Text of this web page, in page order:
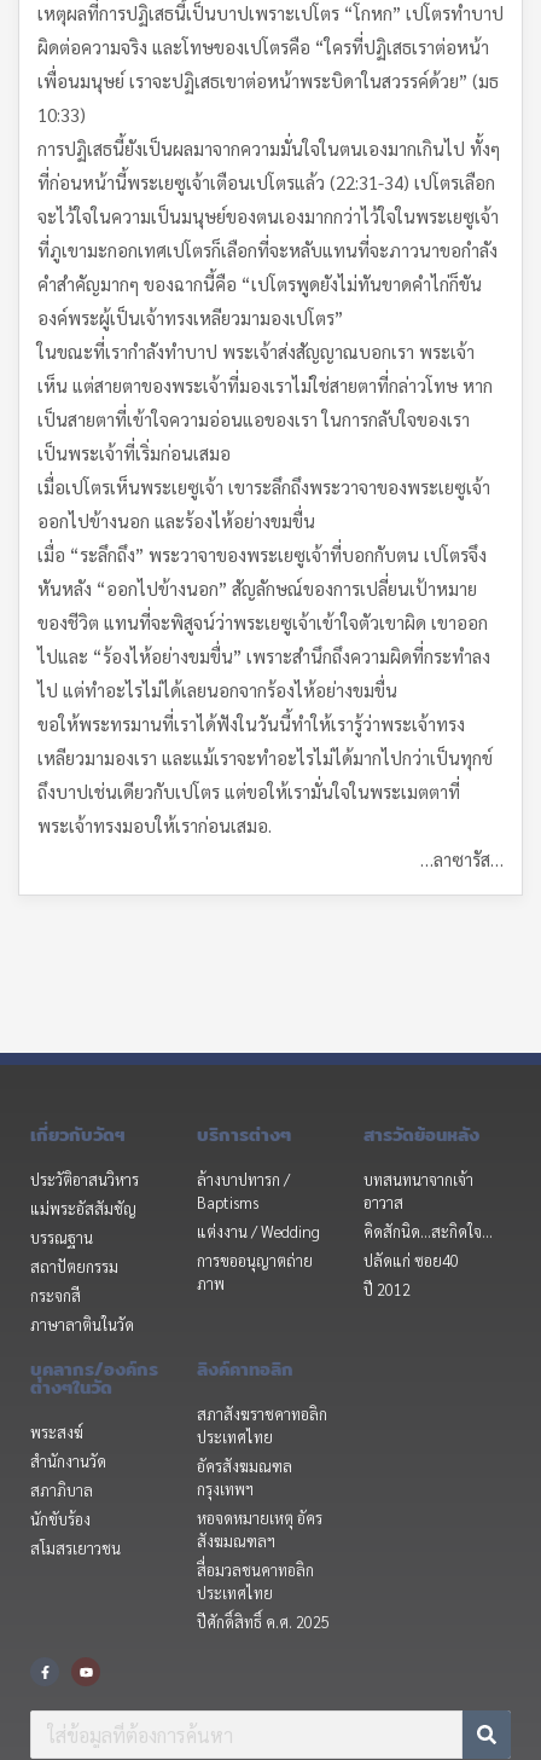
เหตุผลที่การปฏิเสธนี้เป็นบาปเพราะเปโตร “โกหก” เปโตรทำบาป
ผิดต่อความจริง และโทษของเปโตรคือ “ใครที่ปฏิเสธเราต่อหน้า
เพื่อนมนุษย์ เราจะปฏิเสธเขาต่อหน้าพระบิดาในสวรรค์ด้วย” (มธ
10:33)
การปฏิเสธนี้ยังเป็นผลมาจากความมั่นใจในตนเองมากเกินไป ทั้งๆ
ที่ก่อนหน้านี้พระเยซูเจ้าเตือนเปโตรแล้ว (22:31-34) เปโตรเลือก
จะไว้ใจในความเป็นมนุษย์ของตนเองมากกว่าไว้ใจในพระเยซูเจ้า
ที่ภูเขามะกอกเทศเปโตรก็เลือกที่จะหลับแทนที่จะภาวนาขอกำลัง
คำสำคัญมากๆ ของฉากนี้คือ “เปโตรพูดยังไม่ทันขาดคำไก่ก็ขัน
องค์พระผู้เป็นเจ้าทรงเหลียวมามองเปโตร”
ในขณะที่เรากำลังทำบาป พระเจ้าส่งสัญญาณบอกเรา พระเจ้า
เห็น แต่สายตาของพระเจ้าที่มองเราไม่ใช่สายตาที่กล่าวโทษ หาก
เป็นสายตาที่เข้าใจความอ่อนแอของเรา ในการกลับใจของเรา
เป็นพระเจ้าที่เริ่มก่อนเสมอ
เมื่อเปโตรเห็นพระเยซูเจ้า เขาระลึกถึงพระวาจาของพระเยซูเจ้า
ออกไปข้างนอก และร้องไห้อย่างขมขื่น
เมื่อ “ระลึกถึง” พระวาจาของพระเยซูเจ้าที่บอกกับตน เปโตรจึง
หันหลัง “ออกไปข้างนอก” สัญลักษณ์ของการเปลี่ยนเป้าหมาย
ของชีวิต แทนที่จะพิสูจน์ว่าพระเยซูเจ้าเข้าใจตัวเขาผิด เขาออก
ไปและ “ร้องไห้อย่างขมขื่น” เพราะสำนึกถึงความผิดที่กระทำลง
ไป แต่ทำอะไรไม่ได้เลยนอกจากร้องไห้อย่างขมขื่น
ขอให้พระทรมานที่เราได้ฟังในวันนี้ทำให้เรารู้ว่าพระเจ้าทรง
เหลียวมามองเรา และแม้เราจะทำอะไรไม่ได้มากไปกว่าเป็นทุกข์
ถึงบาปเช่นเดียวกับเปโตร แต่ขอให้เรามั่นใจในพระเมตตาที่
พระเจ้าทรงมอบให้เราก่อนเสมอ.
…ลาซารัส…
เกี่ยวกับวัดฯ
ประวัติอาสนวิหาร
แม่พระอัสสัมชัญ
บรรณฐาน
สถาปัตยกรรม
กระจกสี
ภาษาลาตินในวัด
บริการต่างๆ
ล้างบาปทารก /
Baptisms
แต่งงาน / Wedding
การขออนุญาตถ่าย
ภาพ
สารวัดย้อนหลัง
บทสนทนาจากเจ้า
อาวาส
คิดสักนิด...สะกิดใจ...
ปลัดแก่ ซอย40
ปี 2012
บุคลากร/องค์กร
ต่างๆในวัด
พระสงฆ์
สำนักงานวัด
สภาภิบาล
นักขับร้อง
สโมสรเยาวชน
ลิงค์คาทอลิก
สภาสังฆราชคาทอลิก
ประเทศไทย
อัครสังฆมณฑล
กรุงเทพฯ
หอจดหมายเหตุ อัคร
สังฆมณฑลฯ
สื่อมวลชนคาทอลิก
ประเทศไทย
ปีศักดิ์สิทธิ์ ค.ศ. 2025